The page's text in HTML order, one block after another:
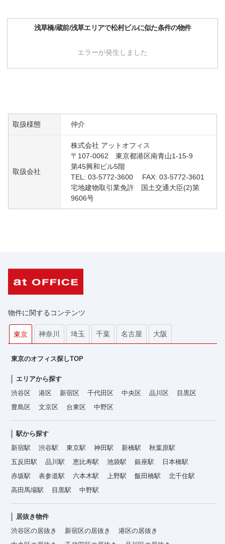
浅草橋/蔵前/浅草エリアで松村ビルに似た条件の物件
エラーが発生しました
取扱様態 仲介
取扱会社
株式会社 アットオフィス
〒107-0062 東京都港区南青山1-15-9
第45興和ビル5階
TEL: 03-5772-3600 FAX: 03-5772-3601
宅地建物取引業免許 国土交通大臣(2)第
9606号
物件に関するコンテンツ
東京 神奈川 埼玉 千葉 名古屋 大阪
東京のオフィス探しTOP
エリアから探す
渋谷区
港区 新宿区 千代田区 中央区 品川区
目黒区
豊島区
文京区 台東区 中野区
駅から探す
新宿駅
渋谷駅 東京駅 神田駅 新橋駅
秋葉原駅
五反田駅
品川駅 恵比寿駅 池袋駅 銀座駅
日本橋駅
赤坂駅
表参道駅 六本木駅 上野駅 飯田橋駅
北千住駅
高田馬場駅
目黒駅 中野駅
居抜き物件
渋谷区の居抜き
新宿区の居抜き
港区の居抜き